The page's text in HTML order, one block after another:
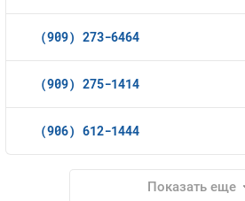
(909) 273-6464
(909) 275-1414
(906) 612-1444
Показать еще